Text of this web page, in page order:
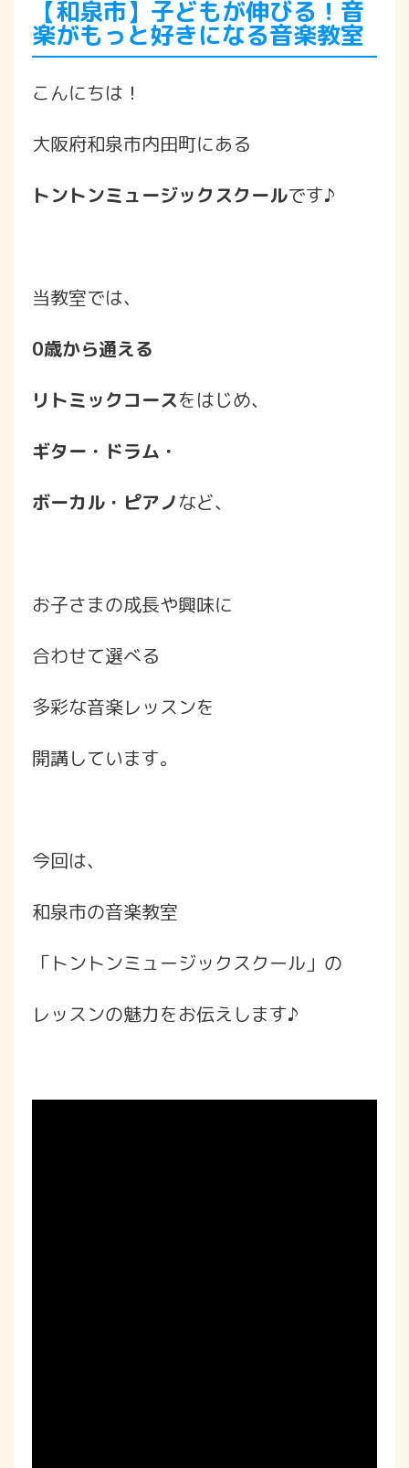
【和泉市】子どもが伸びる！音
楽がもっと好きになる音楽教室
こんにちは！
大阪府和泉市内田町にある
トントンミュージックスクールです♪
当教室では、
0歳から通える
リトミックコースをはじめ、
ギター・ドラム・
ボーカル・ピアノなど、
お子さまの成長や興味に
合わせて選べる
多彩な音楽レッスンを
開講しています。
今回は、
和泉市の音楽教室
「トントンミュージックスクール」の
レッスンの魅力をお伝えします♪